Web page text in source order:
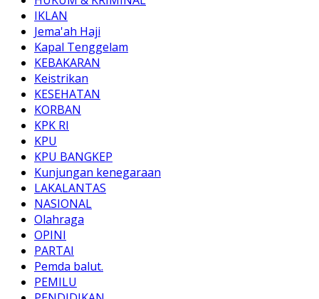
IKLAN
Jema'ah Haji
Kapal Tenggelam
KEBAKARAN
Keistrikan
KESEHATAN
KORBAN
KPK RI
KPU
KPU BANGKEP
Kunjungan kenegaraan
LAKALANTAS
NASIONAL
Olahraga
OPINI
PARTAI
Pemda balut.
PEMILU